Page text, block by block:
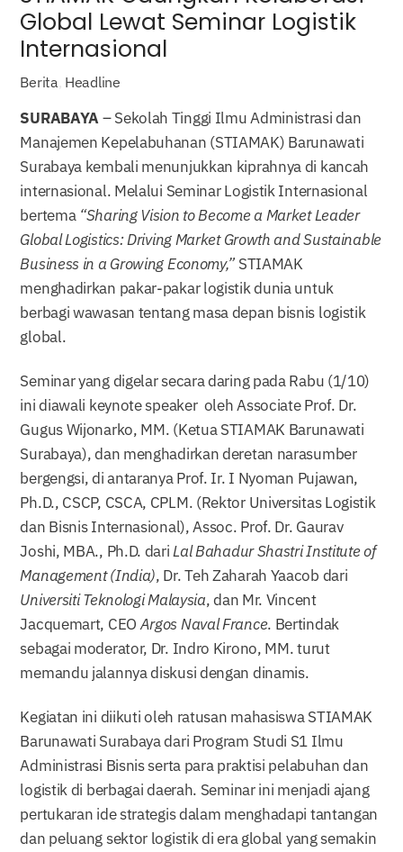
Global Lewat Seminar Logistik
Internasional
Berita, Headline
SURABAYA– Sekolah Tinggi Ilmu Administrasi dan
Manajemen Kepelabuhanan (STIAMAK) Barunawati
Surabaya kembali menunjukkan kiprahnya di kancah
internasional. Melalui Seminar Logistik Internasional
bertema “Sharing Vision to Become a Market Leader
Global Logistics: Driving Market Growth and Sustainable
Business in a Growing Economy,” STIAMAK
menghadirkan pakar-pakar logistik dunia untuk
berbagi wawasan tentang masa depan bisnis logistik
global.
Seminar yang digelar secara daring pada Rabu (1/10)
ini diawali keynote speaker oleh Associate Prof. Dr.
Gugus Wijonarko, MM. (Ketua STIAMAK Barunawati
Surabaya), dan menghadirkan deretan narasumber
bergengsi, di antaranya Prof. Ir. I Nyoman Pujawan,
Ph.D., CSCP, CSCA, CPLM. (Rektor Universitas Logistik
dan Bisnis Internasional), Assoc. Prof. Dr. Gaurav
Joshi, MBA., Ph.D. dariLal Bahadur Shastri Institute of
Management (India), Dr. Teh Zaharah Yaacob dari
Universiti Teknologi Malaysia, dan Mr. Vincent
Jacquemart, CEOArgos Naval France. Bertindak
sebagai moderator, Dr. Indro Kirono, MM. turut
memandu jalannya diskusi dengan dinamis.
Kegiatan ini diikuti oleh ratusan mahasiswa STIAMAK
Barunawati Surabaya dari Program Studi S1 Ilmu
Administrasi Bisnis serta para praktisi pelabuhan dan
logistik di berbagai daerah. Seminar ini menjadi ajang
pertukaran ide strategis dalam menghadapi tantangan
dan peluang sektor logistik di era global yang semakin